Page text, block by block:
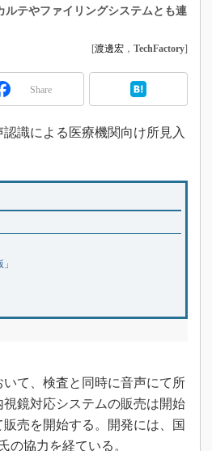
テやファイリングシステムとも連
[渡邊宏 ， TechFactory]
Share
識による医療機関向け所見入
て、検査と同時に音声にて所
鏡対応システムの販売は開始
売を開始する。開発には、国
の協力を経ている。